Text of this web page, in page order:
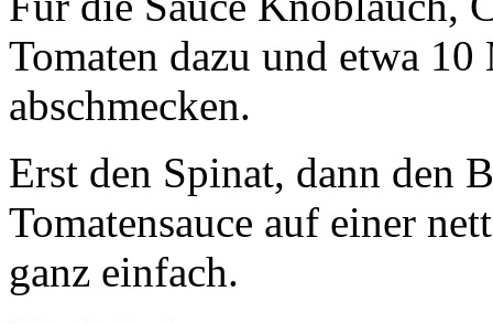
Tomaten dazu und etwa
abschmecken.
Erst den Spinat, dann den
Tomatensauce auf einer
ganz einfach.